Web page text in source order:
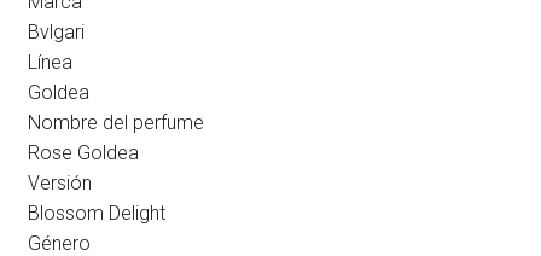
Bvlgari
Línea
Goldea
Nombre del perfume
Rose Goldea
Versión
Blossom Delight
Género